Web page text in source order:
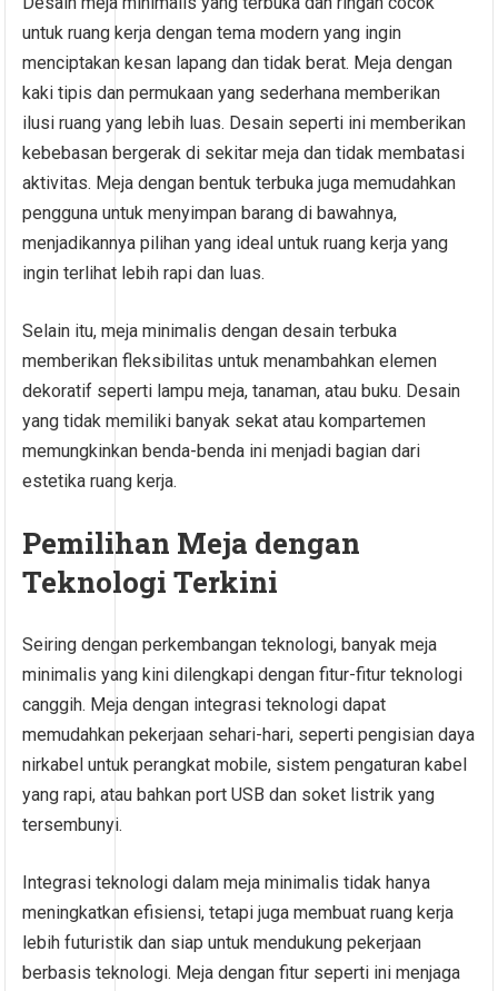
untuk ruang kerja dengan tema modern yang ingin
menciptakan kesan lapang dan tidak berat. Meja dengan
kaki tipis dan permukaan yang sederhana memberikan
ilusi ruang yang lebih luas. Desain seperti ini memberikan
kebebasan bergerak di sekitar meja dan tidak membatasi
aktivitas. Meja dengan bentuk terbuka juga memudahkan
pengguna untuk menyimpan barang di bawahnya,
menjadikannya pilihan yang ideal untuk ruang kerja yang
ingin terlihat lebih rapi dan luas.
Selain itu, meja minimalis dengan desain terbuka
memberikan fleksibilitas untuk menambahkan elemen
dekoratif seperti lampu meja, tanaman, atau buku. Desain
yang tidak memiliki banyak sekat atau kompartemen
memungkinkan benda-benda ini menjadi bagian dari
estetika ruang kerja.
Pemilihan Meja dengan
Teknologi Terkini
Seiring dengan perkembangan teknologi, banyak meja
minimalis yang kini dilengkapi dengan fitur-fitur teknologi
canggih. Meja dengan integrasi teknologi dapat
memudahkan pekerjaan sehari-hari, seperti pengisian daya
nirkabel untuk perangkat mobile, sistem pengaturan kabel
yang rapi, atau bahkan port USB dan soket listrik yang
tersembunyi.
Integrasi teknologi dalam meja minimalis tidak hanya
meningkatkan efisiensi, tetapi juga membuat ruang kerja
lebih futuristik dan siap untuk mendukung pekerjaan
berbasis teknologi. Meja dengan fitur seperti ini menjaga